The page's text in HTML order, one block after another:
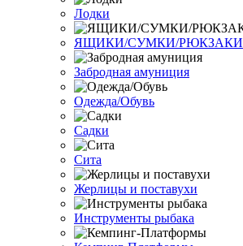
Лодки
ЯЩИКИ/СУМКИ/РЮКЗАКИ
Забродная амуниция
Одежда/Обувь
Садки
Сита
Жерлицы и поставухи
Инструменты рыбака